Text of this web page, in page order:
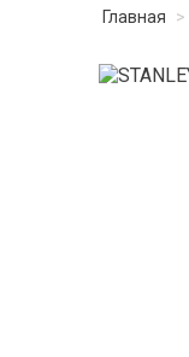
Главная >